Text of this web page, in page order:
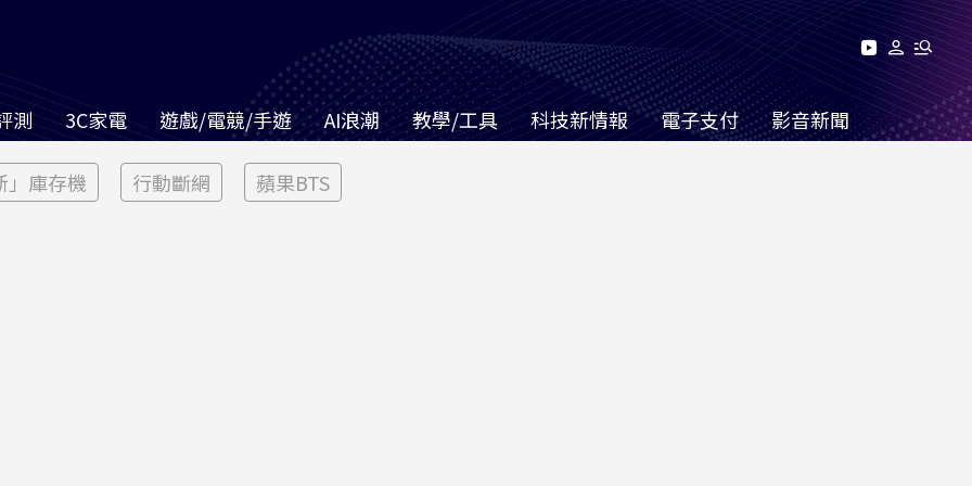
測 3C家電 遊戲/電競/手遊 AI浪潮 教學/工具 科技新情報 電子支付 影音新聞
」庫存機 行動斷網 蘋果BTS